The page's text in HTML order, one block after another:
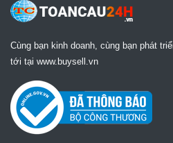
Cùng bạn kinh doanh, cùng bạn phát
tới tại www.buysell.vn